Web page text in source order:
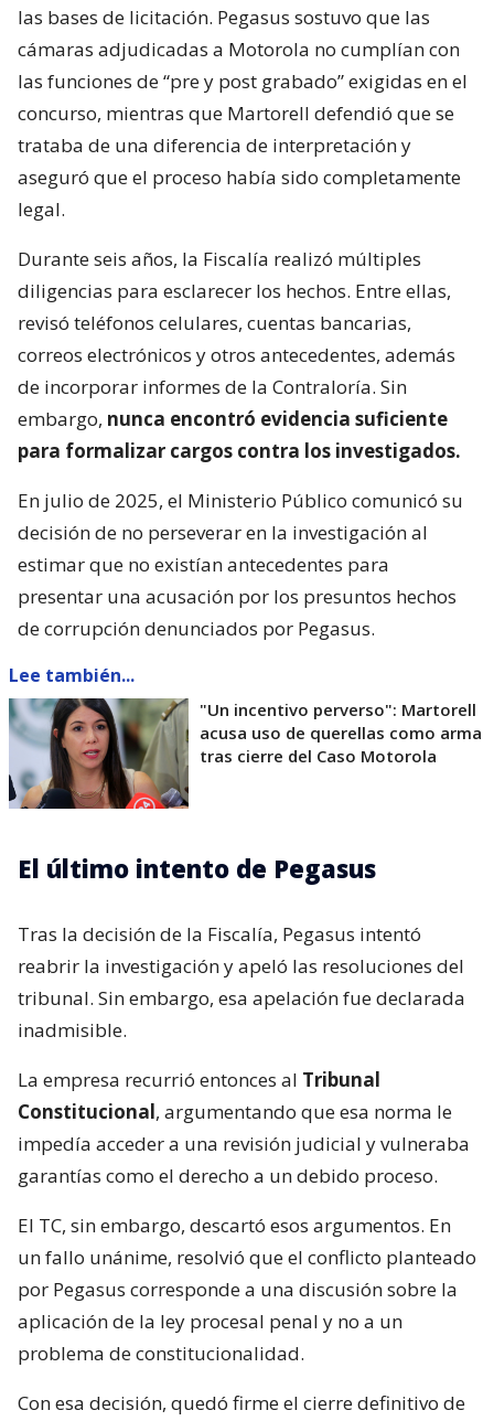
las bases de licitación. Pegasus sostuvo que las
cámaras adjudicadas a Motorola no cumplían con
las funciones de “pre y post grabado” exigidas en el
concurso, mientras que Martorell defendió que se
trataba de una diferencia de interpretación y
aseguró que el proceso había sido completamente
legal.
Durante seis años, la Fiscalía realizó múltiples
diligencias para esclarecer los hechos. Entre ellas,
revisó teléfonos celulares, cuentas bancarias,
correos electrónicos y otros antecedentes, además
de incorporar informes de la Contraloría. Sin
embargo, nunca encontró evidencia suficiente
para formalizar cargos contra los investigados.
En julio de 2025, el Ministerio Público comunicó su
decisión de no perseverar en la investigación al
estimar que no existían antecedentes para
presentar una acusación por los presuntos hechos
de corrupción denunciados por Pegasus.
Lee también...
"Un incentivo perverso": Martorell
acusa uso de querellas como arma
tras cierre del Caso Motorola
El último intento de Pegasus
Tras la decisión de la Fiscalía, Pegasus intentó
reabrir la investigación y apeló las resoluciones del
tribunal. Sin embargo, esa apelación fue declarada
inadmisible.
La empresa recurrió entonces al Tribunal
Constitucional, argumentando que esa norma le
impedía acceder a una revisión judicial y vulneraba
garantías como el derecho a un debido proceso.
El TC, sin embargo, descartó esos argumentos. En
un fallo unánime, resolvió que el conflicto planteado
por Pegasus corresponde a una discusión sobre la
aplicación de la ley procesal penal y no a un
problema de constitucionalidad.
Con esa decisión, quedó firme el cierre definitivo de